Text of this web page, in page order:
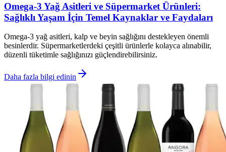
Omega-3 Yağ Asitleri ve Süpermarket Ürünleri:
Sağlıklı Yaşam İçin Temel Kaynaklar ve Faydaları
Omega-3 yağ asitleri, kalp ve beyin sağlığını destekleyen önemli
besinlerdir. Süpermarketlerdeki çeşitli ürünlerle kolayca alınabilir,
düzenli tüketimle sağlığınızı güçlendirebilirsiniz.
Daha fazla bilgi edinin